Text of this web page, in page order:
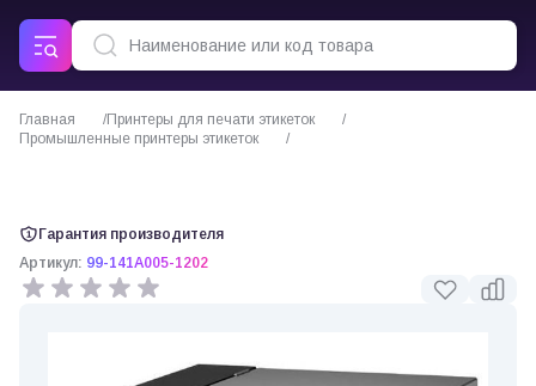
Главная
Принтеры для печати этикеток
Промышленные принтеры этикеток
Гарантия производителя
Артикул: 99-141A005-1202